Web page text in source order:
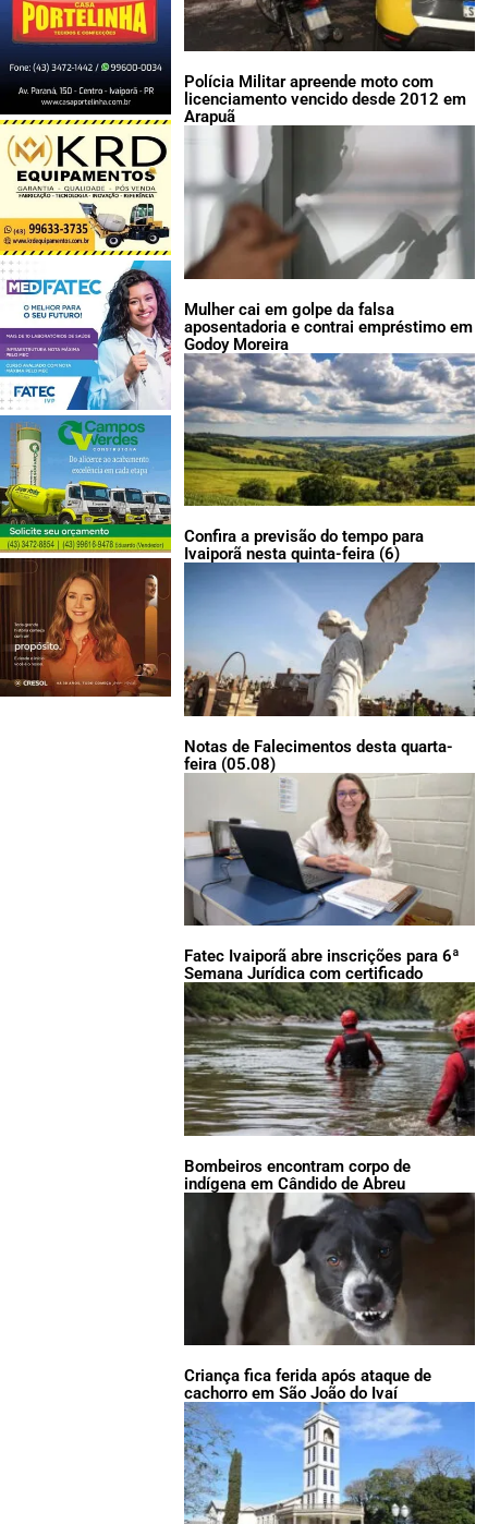
Polícia Militar apreende moto com
licenciamento vencido desde 2012 em
Arapuã
Mulher cai em golpe da falsa
aposentadoria e contrai empréstimo em
Godoy Moreira
Confira a previsão do tempo para
Ivaiporã nesta quinta-feira (6)
Notas de Falecimentos desta quarta-
feira (05.08)
Fatec Ivaiporã abre inscrições para 6ª
Semana Jurídica com certificado
Bombeiros encontram corpo de
indígena em Cândido de Abreu
Criança fica ferida após ataque de
cachorro em São João do Ivaí